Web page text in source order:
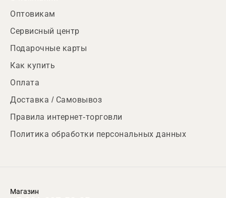
Оптовикам
Сервисный центр
Подарочные карты
Как купить
Оплата
Доставка / Самовывоз
Правила интернет-торговли
Политика обработки персональных данных
Магазин